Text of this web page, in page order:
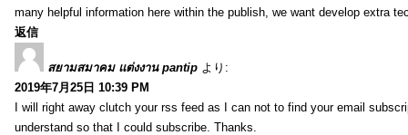
many helpful information here within the publish, we want develop extra
返信
สยามสมาคม แต่งงาน pantip より:
2019年7月25日 10:39 PM
I will right away clutch your rss feed as I can not to find your email
understand so that I could subscribe. Thanks.